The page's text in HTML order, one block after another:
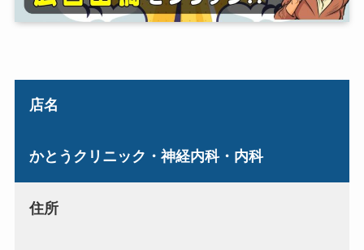
店名
かとうクリニック・神経内科・内科
住所